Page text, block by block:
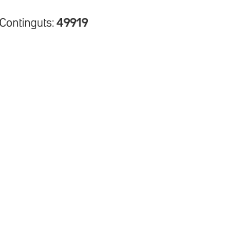
Continguts: 49919